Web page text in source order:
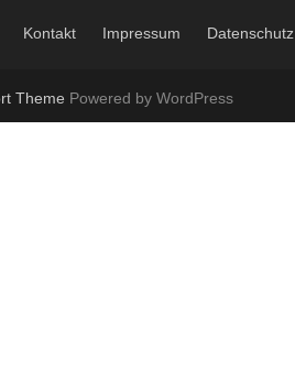
Kontakt Impressum Datenschutz
Theme Powered by WordPress